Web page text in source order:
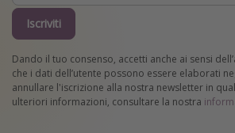
Iscriviti
Dando il tuo consenso, accetti anche ai sensi
che i dati dell’utente possono essere elaborati
annullare l'iscrizione alla nostra newsletter in
ulteriori informazioni, consultare la nostra